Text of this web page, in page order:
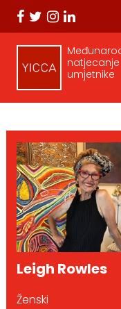
umjetnike
Leigh Rowles
Ženski